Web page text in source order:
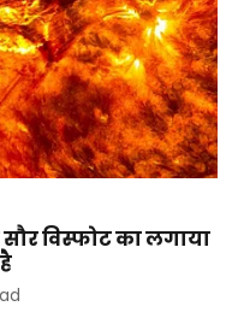
विस्फोट का लगाया